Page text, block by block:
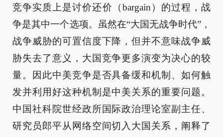
竞争实质上是讨价还价（bargain）的过程，战
争是其中一个选项。虽然在“大国无战争时代”，
战争威胁的可置信度下降，但并不意味战争威
胁失去了意义，大国竞争更多演变为决心的较
量。因此中美竞争是否具备缓和机制、如何触
发并利用好这种机制是中美关系的重要问题。
中国社科院世经政所国际政治理论室副主任、
研究员郎平从网络空间切入大国关系，阐释了